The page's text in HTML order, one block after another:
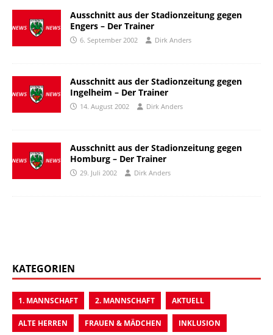
Ausschnitt aus der Stadionzeitung gegen
Engers – Der Trainer
6. September 2002 Dirk Anders
Ausschnitt aus der Stadionzeitung gegen
Ingelheim – Der Trainer
14. August 2002 Dirk Anders
Ausschnitt aus der Stadionzeitung gegen
Homburg – Der Trainer
29. Juli 2002 Dirk Anders
KATEGORIEN
1. MANNSCHAFT 2. MANNSCHAFT AKTUELL
ALTE HERREN FRAUEN & MÄDCHEN INKLUSION